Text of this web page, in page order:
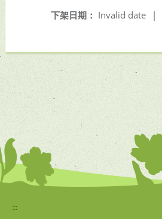
下架日期： Invalid date
|
:::